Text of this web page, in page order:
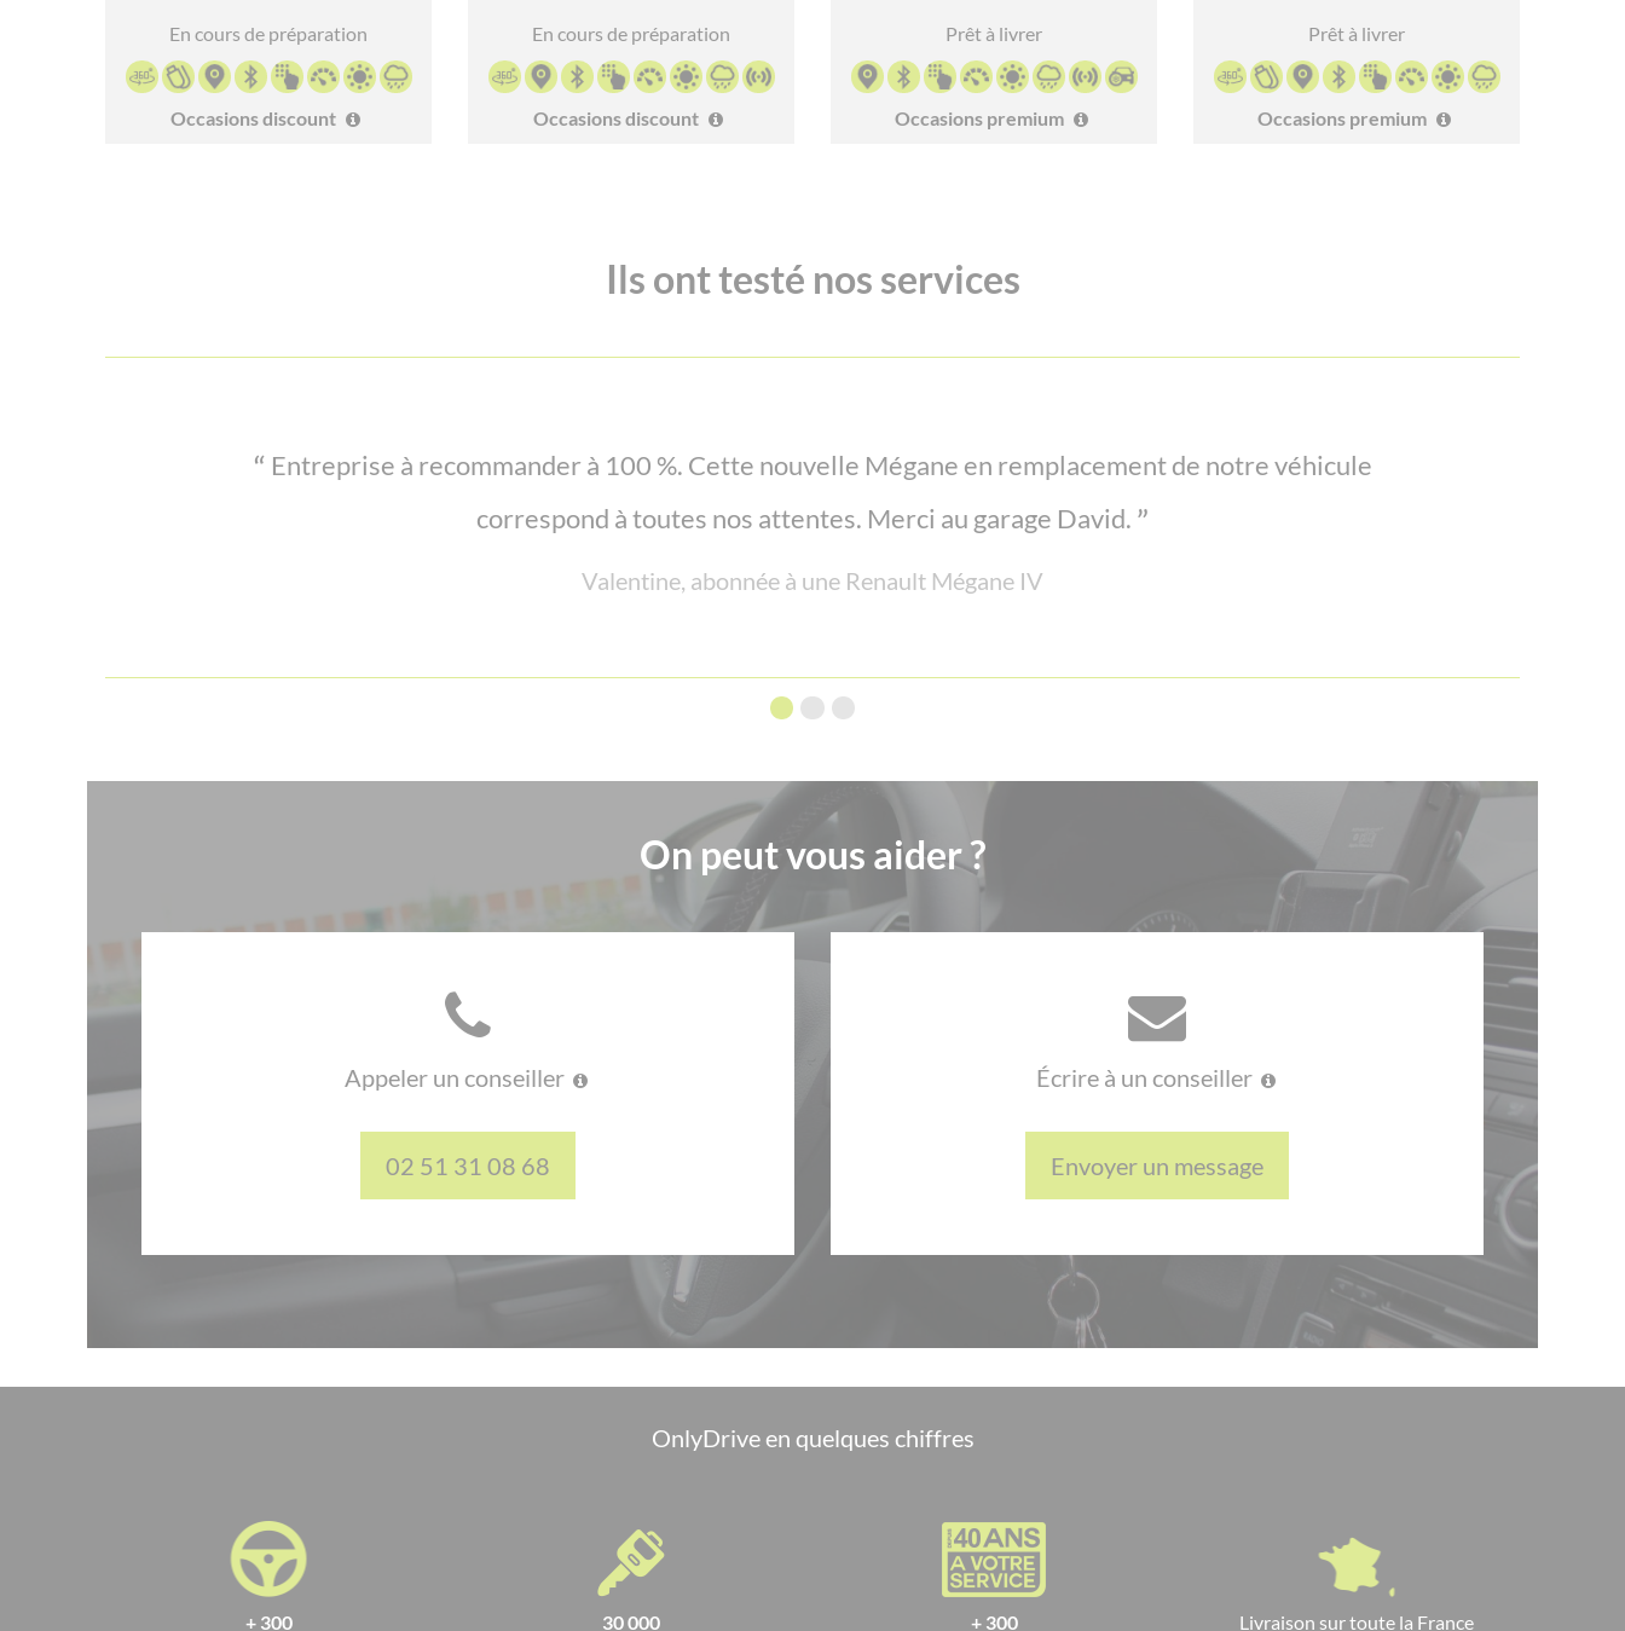
En cours de préparation
Occasions discount
En cours de préparation
Occasions discount
Prêt à livrer
Occasions premium
Prêt à livrer
Occasions premium
Ils ont testé nos services
Entreprise à recommander à 100 %. Cette nouvelle Mégane en remplacement de notre véhicule
correspond à toutes nos attentes. Merci au garage David.
Valentine, abonnée à une Renault Mégane IV
Très bon accueil. Bon rapport qualité prix. On nous à tout de suite orienté vers le bon choix pour notre
fille. Service de qualité. Je recommande !
Jean Pascal, abonné à une Peugeot 208
On peut vous aider ?
Appeler un conseiller
02 51 31 08 68
Écrire à un conseiller
Envoyer un message
OnlyDrive en quelques chiffres
+ 300 30 000 + 300 Livraison sur toute la France